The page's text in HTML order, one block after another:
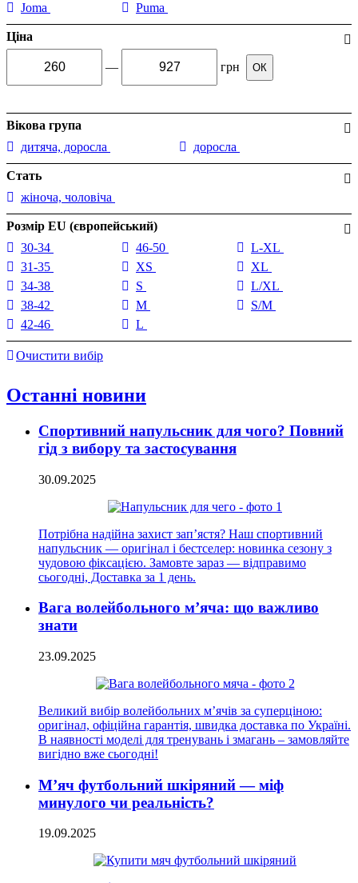
Joma
Puma
Ціна
— грн ОК
Вікова група
дитяча, доросла
доросла
Стать
жіноча, чоловіча
Розмір EU (європейський)
30-34
31-35
34-38
38-42
42-46
46-50
XS
S
M
L
L-XL
XL
L/XL
S/M
Очистити вибір
Останні новини
Спортивний напульсник для чого? Повний
гід з вибору та застосування
30.09.2025
Потрібна надійна захист зап’ястя? Наш спортивний
напульсник — оригінал і бестселер: новинка сезону з
чудовою фіксацією. Замовте зараз — відправимо
сьогодні, Доставка за 1 день.
Вага волейбольного м’яча: що важливо
знати
23.09.2025
Великий вибір волейбольних м’ячів за суперціною:
оригінал, офіційна гарантія, швидка доставка по Україні.
В наявності моделі для тренувань і змагань – замовляйте
вигідно вже сьогодні!
М’яч футбольний шкіряний — міф
минулого чи реальність?
19.09.2025